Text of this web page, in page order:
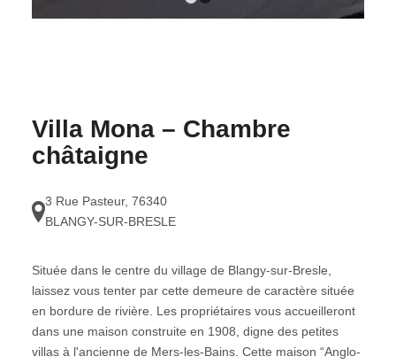
Villa Mona – Chambre
châtaigne
3 Rue Pasteur, 76340
BLANGY-SUR-BRESLE
Située dans le centre du village de Blangy-sur-Bresle,
laissez vous tenter par cette demeure de caractère située
en bordure de rivière. Les propriétaires vous accueilleront
dans une maison construite en 1908, digne des petites
villas à l'ancienne de Mers-les-Bains. Cette maison “Anglo-